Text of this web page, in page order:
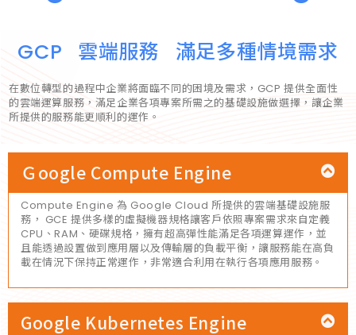
GCP 雲端服務 滿足多種情境需求
在數位轉型的過程中企業將面臨不同的困境及需求，GCP 提供全面性
的雲端運算服務，滿足企業各項專案所需之的基礎設施做選擇，讓企業
所提供的服務能更順利的運作。
Ｇoogle Compute Engine
Compute Engine 為 Google Cloud 所提供的雲端基礎設施服
務， GCE 提供多樣的虛擬機器規格讓客戶依照專案需求來自定義
CPU、RAM、硬碟規格，擁有超高彈性能滿足各項運算運作，並
且能透過設置做到應用層以及傳輸層的負載平衡，讓服務能在高負
載在情況下保持正常運作，非常適合利用在執行各項應用服務。
Google Kubernetes Engine